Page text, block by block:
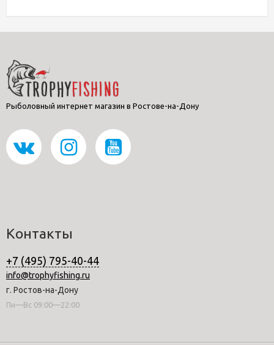
Рыболовный интернет магазин в Ростове-на-Дону
Контакты
+7 (495) 795-40-44
info@trophyfishing.ru
г. Ростов-на-Дону
Пн—Вс 09:00—22:00